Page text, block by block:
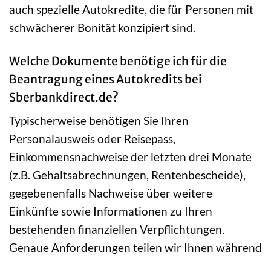
auch spezielle Autokredite, die für Personen mit
schwächerer Bonität konzipiert sind.
Welche Dokumente benötige ich für die
Beantragung eines Autokredits bei
Sberbankdirect.de?
Typischerweise benötigen Sie Ihren
Personalausweis oder Reisepass,
Einkommensnachweise der letzten drei Monate
(z.B. Gehaltsabrechnungen, Rentenbescheide),
gegebenenfalls Nachweise über weitere
Einkünfte sowie Informationen zu Ihren
bestehenden finanziellen Verpflichtungen.
Genaue Anforderungen teilen wir Ihnen während